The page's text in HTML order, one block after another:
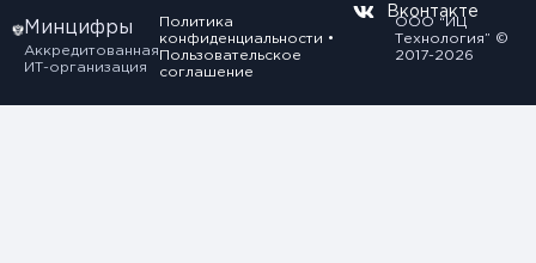
Вконтакте
Минцифры
Аккредитованная
ИТ-организация
Политика
конфиденциальности •
Пользовательское
соглашение
ООО “ИЦ
Технология” ©
2017-2026